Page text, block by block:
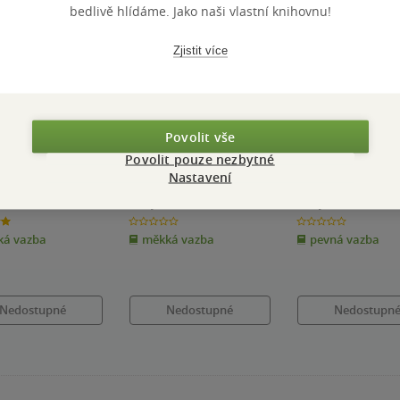
vazba
Nedostupné
Nedostupné
Decoded
0.0
z
5
hvězdiček
měkká vazba
Nedostupné
Nedostupné
0.0
z
5
hvězdiček
pevná vazba
Nedostupné
bedlivě hlídáme. Jako naši vlastní knihovnu!
Zjistit více
Povolit vše
Povolit pouze nezbytné
Nastavení